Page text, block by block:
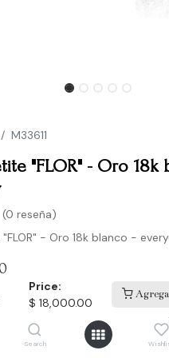
Price:
$ 18,000.00
Search
M33611
"FLOR" - Oro 18k
(0 reseña)
- Oro 18k blanco -